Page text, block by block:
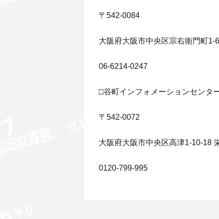
〒542-0084
大阪府大阪市中央区宗右衛門町1-6
06-6214-0247
□谷町インフォメーションセンタ
〒542-0072
大阪府大阪市中央区高津1-10-18
0120-799-995